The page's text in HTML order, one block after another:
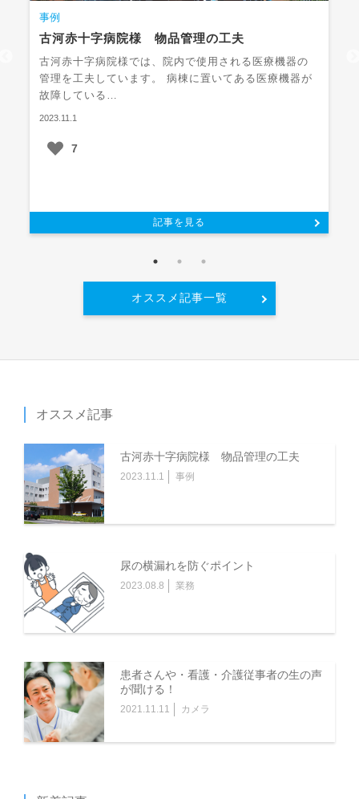
事例
古河赤十字病院様 物品管理の工夫
古河赤十字病院様では、院内で使用される医療機器の
管理を工夫しています。 病棟に置いてある医療機器が
故障している…
2023.11.1
7
記事を見る
オススメ記事一覧
オススメ記事
古河赤十字病院様 物品管理の工夫
2023.11.1 事例
尿の横漏れを防ぐポイント
2023.08.8 業務
患者さんや・看護・介護従事者の生の声
が聞ける！
2021.11.11 カメラ